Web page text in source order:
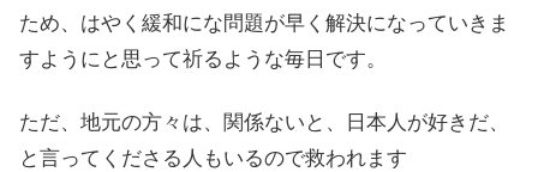
ため、はやく緩和にな問題が早く解決になっていきま
すようにと思って祈るような毎日です。
ただ、地元の方々は、関係ないと、日本人が好きだ、
と言ってくださる人もいるので救われます